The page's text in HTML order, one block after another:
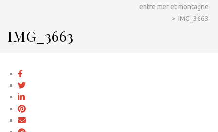
entre mer et montagne
> IMG_3663
IMG_3663